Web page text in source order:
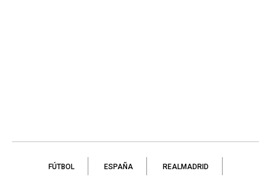
FÚTBOL ESPAÑA REALMADRID